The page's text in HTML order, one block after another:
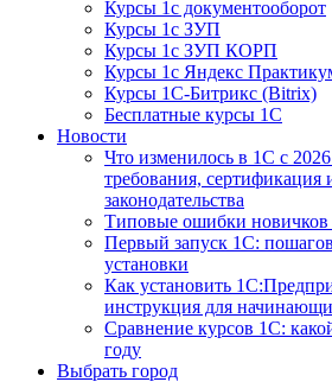
Курсы 1с документооборот
Курсы 1с ЗУП
Курсы 1с ЗУП КОРП
Курсы 1с Яндекс
Курсы 1С-Битрикс (Bitrix)
Бесплатные курсы 1С
Новости
Что изменилось в 1С с
требования, сертификация
законодательства
Типовые ошибки новичков
Первый запуск 1С:
установки
Как установить
инструкция для
Сравнение курсов 1С:
году
Выбрать город